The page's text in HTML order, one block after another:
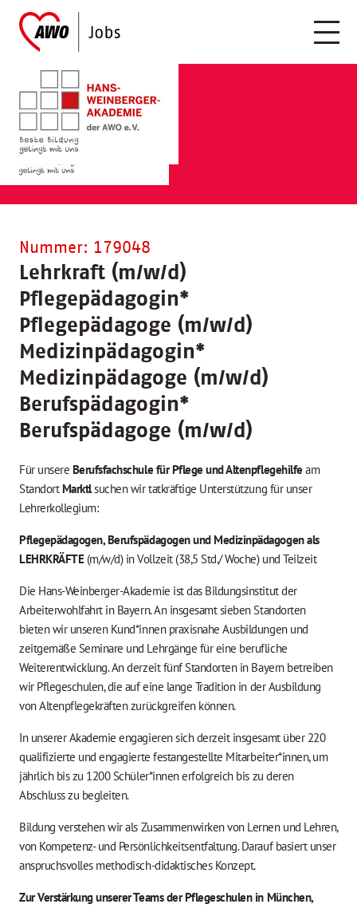
Nummer: 179048
Lehrkraft (m/w/d)
Pflegepädagogin*
Pflegepädagoge (m/w/d)
Medizinpädagogin*
Medizinpädagoge (m/w/d)
Berufspädagogin*
Berufspädagoge (m/w/d)
Für unsere Berufsfachschule für Pflege und Altenpflegehilfe am
Standort Marktlsuchen wir tatkräftige Unterstützung für unser
Lehrerkollegium:
Pflegepädagogen, Berufspädagogen und Medizinpädagogen als
LEHRKRÄFTE(m/w/d) in Vollzeit (38,5 Std./ Woche) und Teilzeit
Die Hans-Weinberger-Akademie ist das Bildungsinstitut der
Arbeiterwohlfahrt in Bayern. An insgesamt sieben Standorten
bieten wir unseren Kund*innen praxisnahe Ausbildungen und
zeitgemäße Seminare und Lehrgänge für eine berufliche
Weiterentwicklung. An derzeit fünf Standorten in Bayern betreiben
wir Pflegeschulen, die auf eine lange Tradition in der Ausbildung
von Altenpflegekräften zurückgreifen können.
In unserer Akademie engagieren sich derzeit insgesamt über 220
qualifizierte und engagierte festangestellte Mitarbeiter*innen, um
jährlich bis zu 1200 Schüler*innen erfolgreich bis zu deren
Abschluss zu begleiten.
Bildung verstehen wir als Zusammenwirken von Lernen und Lehren,
von Kompetenz- und Persönlichkeitsentfaltung. Darauf basiert unser
anspruchsvolles methodisch-didaktisches Konzept.
Zur Verstärkung unserer Teams der Pflegeschulen in München,